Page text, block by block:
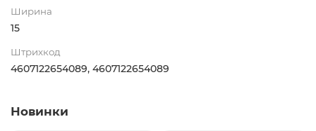
Ширина
15
Штрихкод
4607122654089, 4607122654089
Новинки